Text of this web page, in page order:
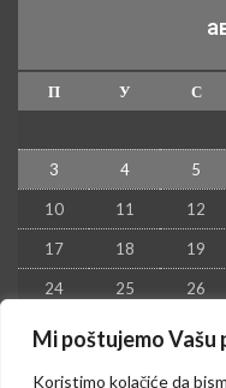
Mi poštujemo
Koristimo kolačiće da
П У С
3 4 5
10 11 12
17 18 19
24 25 26
31